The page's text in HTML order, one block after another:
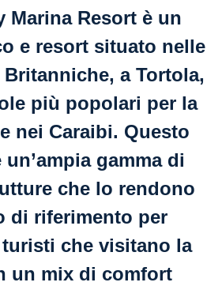
Marina Resort è un
e resort situato nelle
a Tortola,
più popolari per la
nei Caraibi. Questo
gamma di
che lo rendono
di riferimento per
che visitano la
un mix di comfort